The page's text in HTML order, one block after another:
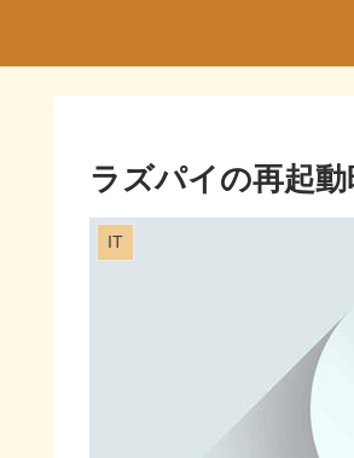
ラズパイの再起
IT